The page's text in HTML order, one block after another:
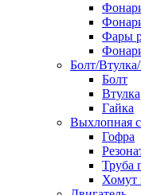
Фары
Болт/
Болт
Втулка
Гайка
Выхлопная
Гофра
Труба
Хомут